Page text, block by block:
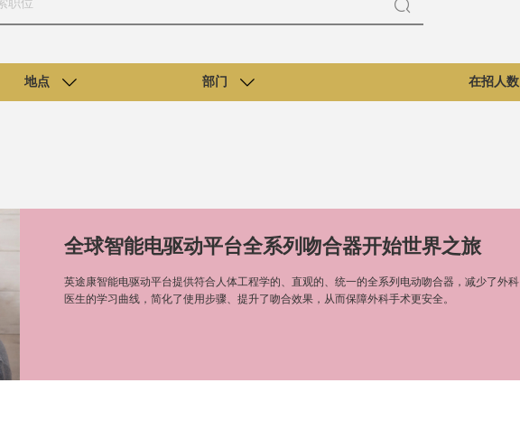
地点 部门 在招人数
全球智能电驱动平台全系列吻合器开始世界之旅
英途康智能电驱动平台提供符合人体工程学的、直观的、统一的全系列电动吻合器，减少了外科
医生的学习曲线，简化了使用步骤、提升了吻合效果，从而保障外科手术更安全。